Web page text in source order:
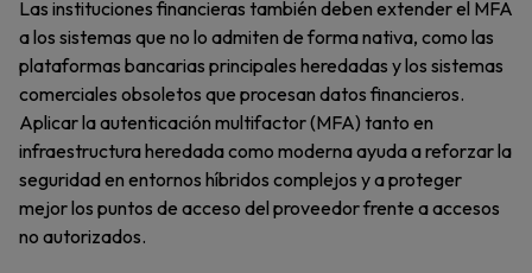
Las instituciones financieras también deben extender el MFA
a los sistemas que no lo admiten de forma nativa, como las
plataformas bancarias principales heredadas y los sistemas
comerciales obsoletos que procesan datos financieros.
Aplicar la autenticación multifactor (MFA) tanto en
infraestructura heredada como moderna ayuda a reforzar la
seguridad en entornos híbridos complejos y a proteger
mejor los puntos de acceso del proveedor frente a accesos
no autorizados.